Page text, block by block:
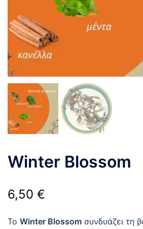
Winter Blossom
6,50 €
Το Winter Blossom συνδυάζει τη